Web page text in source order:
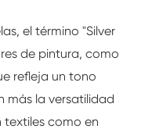
el término "Silver
de pintura, como
refleja un tono
más la versatilidad
como en